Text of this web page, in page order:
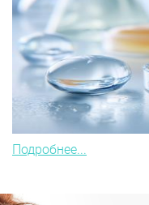
Подробнее...